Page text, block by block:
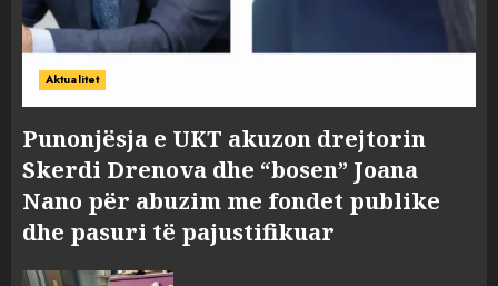
Aktualitet
Punonjësja e UKT akuzon drejtorin
Skerdi Drenova dhe “bosen” Joana
Nano për abuzim me fondet publike
dhe pasuri të pajustifikuar